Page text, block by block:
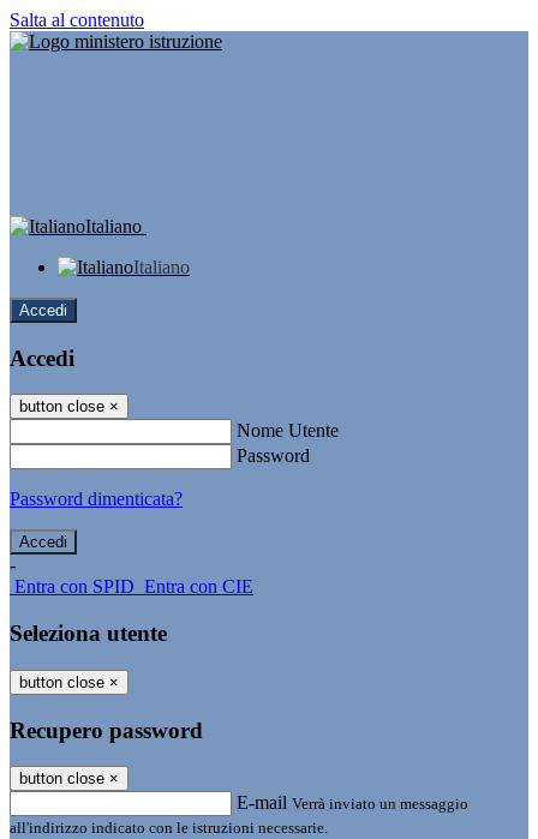
Salta al contenuto
Italiano
Italiano
Accedi
Accedi
button close ×
Nome Utente
Password
Password dimenticata?
-
Entra con SPID Entra con CIE
Seleziona utente
button close ×
Recupero password
button close ×
E-mail Verrà inviato un messaggio
all'indirizzo indicato con le istruzioni necessarie.